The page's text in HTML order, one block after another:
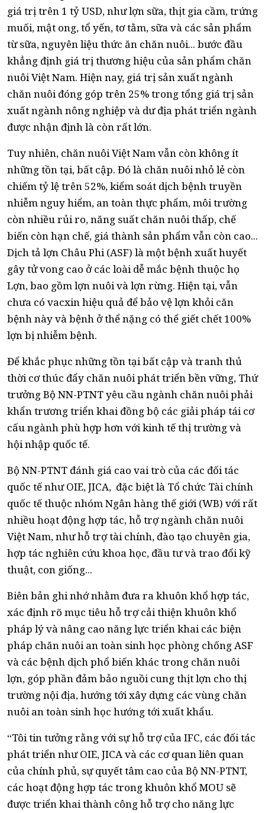
giá trị trên 1 tỷ USD, như lợn sữa, thịt gia cầm, trứng
muối, mật ong, tổ yến, tơ tằm, sữa và các sản phẩm
từ sữa, nguyên liệu thức ăn chăn nuôi... bước đầu
khẳng định giá trị thương hiệu của sản phẩm chăn
nuôi Việt Nam. Hiện nay, giá trị sản xuất ngành
chăn nuôi đóng góp trên 25% trong tổng giá trị sản
xuất ngành nông nghiệp và dư địa phát triển ngành
được nhận định là còn rất lớn.
Tuy nhiên, chăn nuôi Việt Nam vẫn còn không ít
những tồn tại, bất cập. Đó là chăn nuôi nhỏ lẻ còn
chiếm tỷ lệ trên 52%, kiểm soát dịch bệnh truyền
nhiễm nguy hiểm, an toàn thực phẩm, môi trường
còn nhiều rủi ro, năng suất chăn nuôi thấp, chế
biến còn hạn chế, giá thành sản phẩm vẫn còn cao...
Dịch tả lợn Châu Phi (ASF) là một bệnh xuất huyết
gây tử vong cao ở các loài dễ mắc bệnh thuộc họ
Lợn, bao gồm lợn nuôi và lợn rừng. Hiện tại, vẫn
chưa có vacxin hiệu quả để bảo vệ lợn khỏi căn
bệnh này và bệnh ở thể nặng có thể giết chết 100%
lợn bị nhiễm bệnh.
Để khắc phục những tồn tại bất cập và tranh thủ
thời cơ thúc đẩy chăn nuôi phát triển bền vững, Thứ
trưởng Bộ NN-PTNT yêu cầu ngành chăn nuôi phải
khẩn trương triển khai đồng bộ các giải pháp tái cơ
cấu ngành phù hợp hơn với kinh tế thị trường và
hội nhập quốc tế.
Bộ NN-PTNT đánh giá cao vai trò của các đối tác
quốc tế như OIE, JICA, đặc biệt là Tổ chức Tài chính
quốc tế thuộc nhóm Ngân hàng thế giới (WB) với rất
nhiều hoạt động hợp tác, hỗ trợ ngành chăn nuôi
Việt Nam, như hỗ trợ tài chính, đào tạo chuyên gia,
hợp tác nghiên cứu khoa học, đầu tư và trao đổi kỹ
thuật, con giống...
Biên bản ghi nhớ nhằm đưa ra khuôn khổ hợp tác,
xác định rõ mục tiêu hỗ trợ cải thiện khuôn khổ
pháp lý và nâng cao năng lực triển khai các biện
pháp chăn nuôi an toàn sinh học phòng chống ASF
và các bệnh dịch phổ biến khác trong chăn nuôi
lợn, góp phần đảm bảo nguồi cung thịt lợn cho thị
trường nội địa, hướng tới xây dựng các vùng chăn
nuôi an toàn sinh học hướng tới xuất khẩu.
“Tôi tin tưởng rằng với sự hỗ trợ của IFC, các đối tác
phát triển như OIE, JICA và các cơ quan liên quan
của chính phủ, sự quyết tâm cao của Bộ NN-PTNT,
các hoạt động hợp tác trong khuôn khổ MOU sẽ
được triển khai thành công hỗ trợ cho năng lực